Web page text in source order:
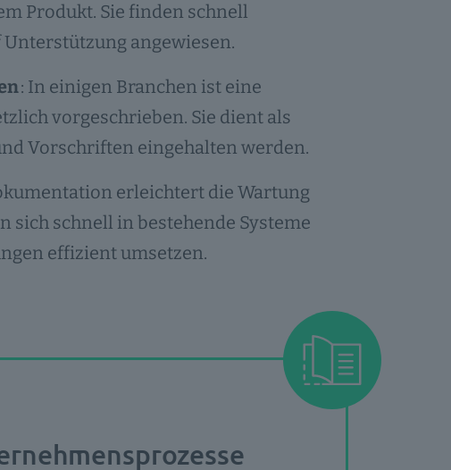
Produkt. Sie finden schnell
angewiesen.
: In einigen Branchen ist eine
vorgeschrieben. Sie dient als
Vorschriften eingehalten werden.
erleichtert die Wartung
schnell in bestehende Systeme
effizient umsetzen.